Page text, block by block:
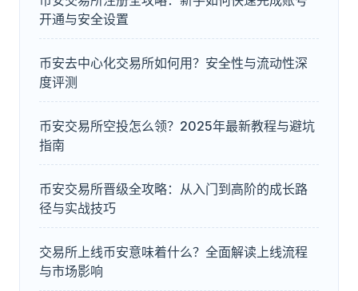
开通与安全设置
币安去中心化交易所如何用？安全性与流动性深
度评测
币安交易所空投怎么领？2025年最新教程与避坑
指南
币安交易所晋级全攻略：从入门到高阶的成长路
径与实战技巧
交易所上线币安意味着什么？全面解读上线流程
与市场影响